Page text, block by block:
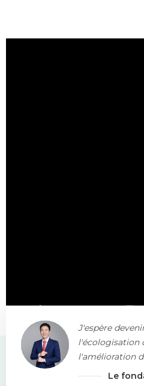
J'espère
l'écologisation
l'amélioration
Le